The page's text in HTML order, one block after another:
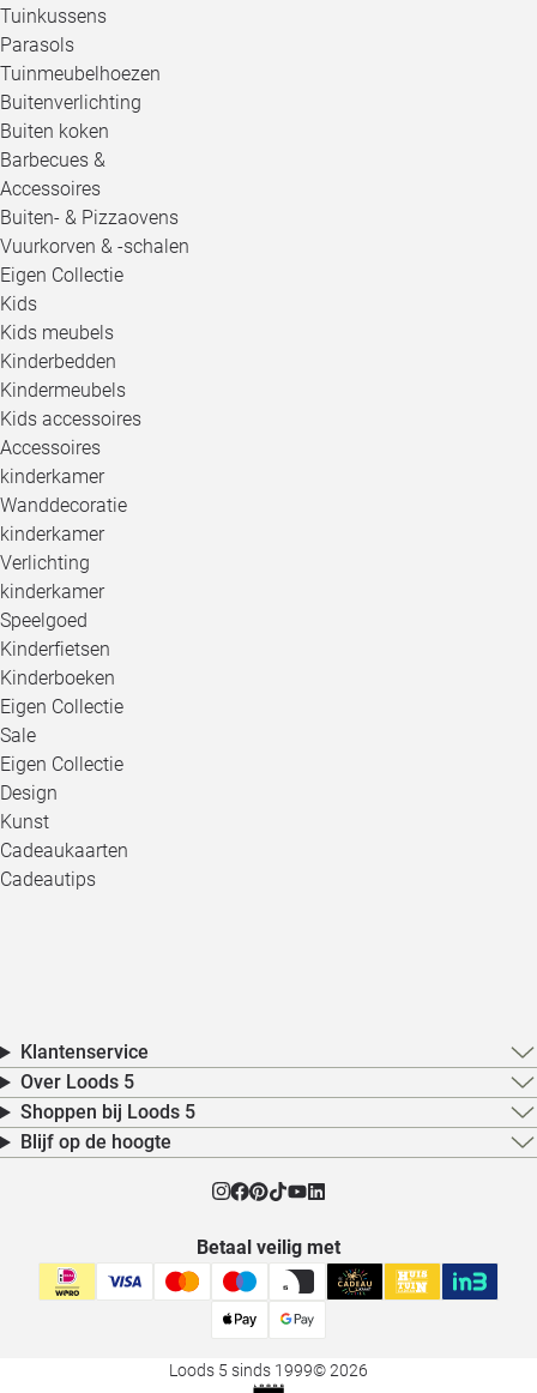
Tuinkussens
Parasols
Tuinmeubelhoezen
Buitenverlichting
Buiten koken
Barbecues &
Accessoires
Buiten- & Pizzaovens
Vuurkorven & -schalen
Eigen Collectie
Kids
Kids meubels
Kinderbedden
Kindermeubels
Kids accessoires
Accessoires
kinderkamer
Wanddecoratie
kinderkamer
Verlichting
kinderkamer
Speelgoed
Kinderfietsen
Kinderboeken
Eigen Collectie
Sale
Eigen Collectie
Design
Kunst
Cadeaukaarten
Cadeautips
Klantenservice
Over Loods 5
Shoppen bij Loods 5
Blijf op de hoogte
Betaal veilig met
Loods 5 sinds 1999© 2026